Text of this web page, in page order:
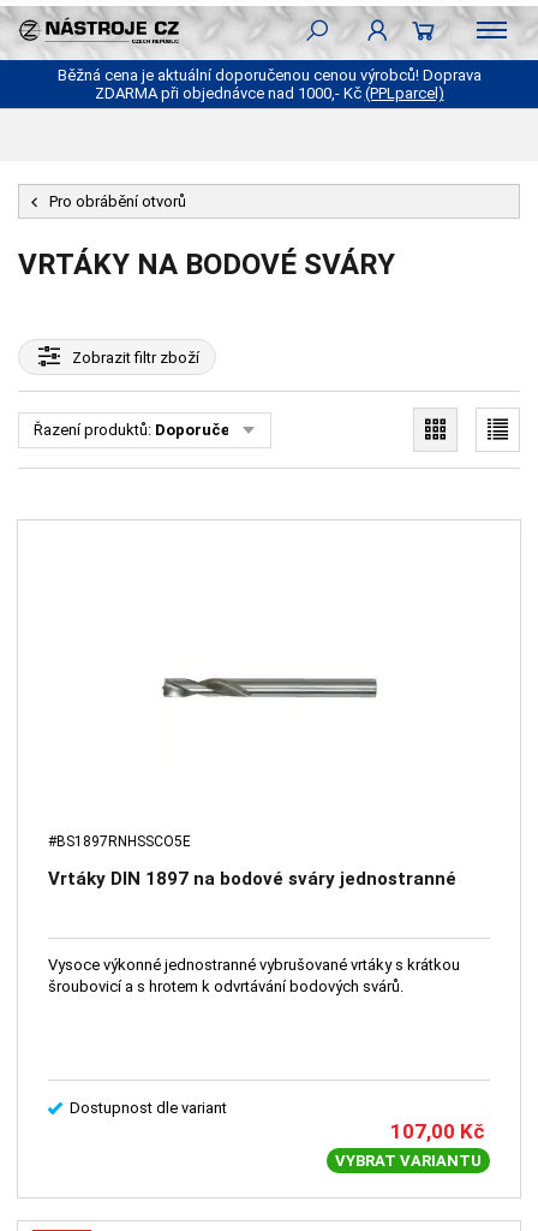
Běžná cena je aktuální doporučenou cenou výrobců! Doprava
ZDARMA při objednávce nad 1000,- Kč (PPLparcel)
Pro obrábění otvorů
VRTÁKY NA BODOVÉ SVÁRY
Zobrazitfiltr zboží
Řazení produktů: Doporučené
#BS1897RNHSSCO5E
Vrtáky DIN 1897 na bodové sváry jednostranné
Vysoce výkonné jednostranné vybrušované vrtáky s krátkou
šroubovicí a s hrotem k odvrtávání bodových svárů.
Dostupnost dle variant
107,00 Kč
VYBRAT VARIANTU